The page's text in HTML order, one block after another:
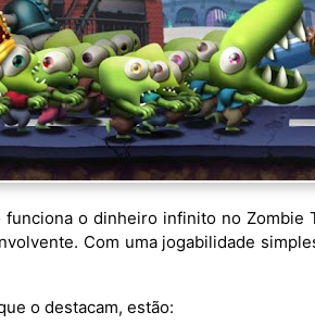
o dinheiro infinito no Zombie
Com uma jogabilidade
o destacam, estão: